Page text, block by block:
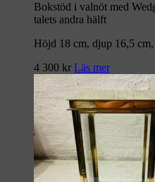
Bokstöd i valnöt med
talets andra hälft
Höjd 18 cm, djup 16,5
4 300 kr Läs mer